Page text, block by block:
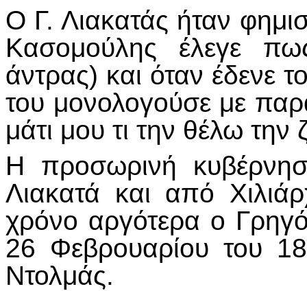
Ο Γ. Λιακατάς ήταν
Κασομούλης έλεγε
άντρας) και όταν έδενε
του μονολογούσε με
μάτι μου τι την θέλω την
Η προσωρινή
Λιακατά και από
χρόνο αργότερα ο
26 Φεβρουαρίου του
Ντολμάς.